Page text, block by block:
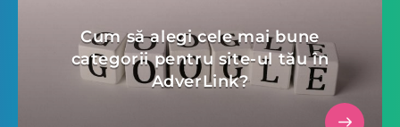
Cum să alegi cele mai bune
categorii pentru site-ul tău în
AdverLink?